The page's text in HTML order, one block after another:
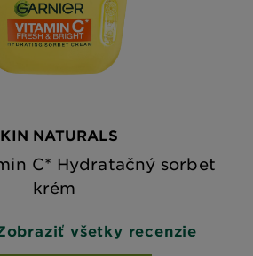
NATURALS
C* Hydratačný sorbet
krém
based on reviews
všetky recenzie